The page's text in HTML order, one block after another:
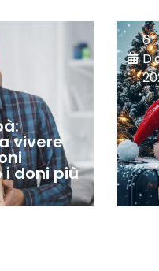
vivere
i doni più
6